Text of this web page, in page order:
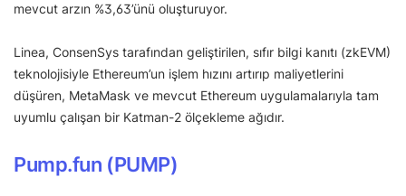
mevcut arzın %3,63’ünü oluşturuyor.
Linea, ConsenSys tarafından geliştirilen, sıfır bilgi kanıtı (zkEVM)
teknolojisiyle Ethereum’un işlem hızını artırıp maliyetlerini
düşüren, MetaMask ve mevcut Ethereum uygulamalarıyla tam
uyumlu çalışan bir Katman-2 ölçekleme ağıdır.
Pump.fun (PUMP)